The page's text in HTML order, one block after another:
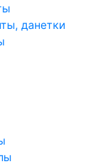
данетки